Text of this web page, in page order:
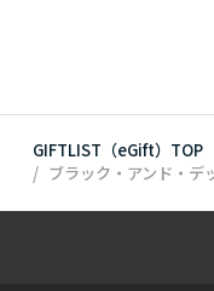
GIFTLIST（eGift）TOP
ブラック・アンド・デ